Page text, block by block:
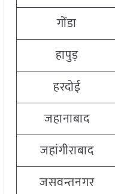
गोंडा
हापुड़
हरदोई
जहानाबाद
जहांगीराबाद
जसवन्तनगर